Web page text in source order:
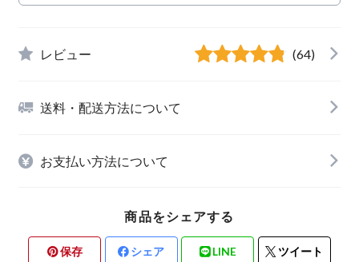
レビュー (64)
送料・配送方法について
お支払い方法について
商品をシェアする
保存 シェア LINE ツイート